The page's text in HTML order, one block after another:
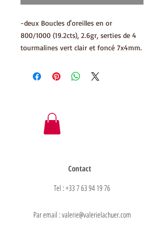
-deux Boucles d'oreilles en or
800/1000 (19.2cts), 2.6gr, serties de 4
tourmalines vert clair et foncé 7x4mm.
Contact
Tel : +33 7 63 94 19 76
Par email : valerie@valerielachuer.com